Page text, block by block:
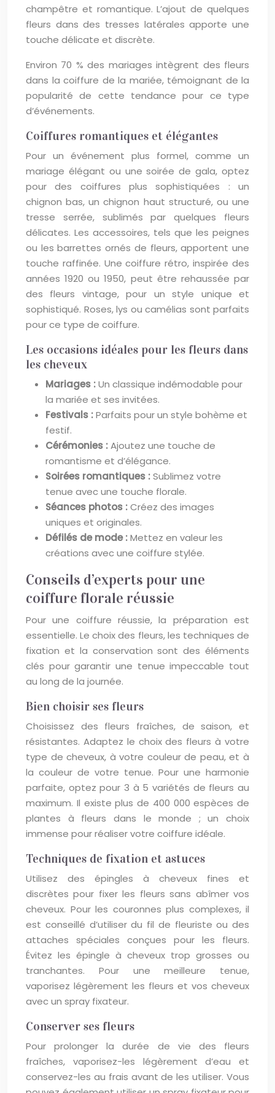
champêtre et romantique. L’ajout de quelques
fleurs dans des tresses latérales apporte une
touche délicate et discrète.
Environ 70 % des mariages intègrent des fleurs
dans la coiffure de la mariée, témoignant de la
popularité de cette tendance pour ce type
d’événements.
Coiffures romantiques et élégantes
Pour un événement plus formel, comme un
mariage élégant ou une soirée de gala, optez
pour des coiffures plus sophistiquées : un
chignon bas, un chignon haut structuré, ou une
tresse serrée, sublimés par quelques fleurs
délicates. Les accessoires, tels que les peignes
ou les barrettes ornés de fleurs, apportent une
touche raffinée. Une coiffure rétro, inspirée des
années 1920 ou 1950, peut être rehaussée par
des fleurs vintage, pour un style unique et
sophistiqué. Roses, lys ou camélias sont parfaits
pour ce type de coiffure.
Les occasions idéales pour les fleurs dans
les cheveux
Mariages :Un classique indémodable pour
la mariée et ses invitées.
Festivals :Parfaits pour un style bohème et
festif.
Cérémonies :Ajoutez une touche de
romantisme et d’élégance.
Soirées romantiques :Sublimez votre
tenue avec une touche florale.
Séances photos :Créez des images
uniques et originales.
Défilés de mode :Mettez en valeur les
créations avec une coiffure stylée.
Conseils d’experts pour une
coiffure florale réussie
Pour une coiffure réussie, la préparation est
essentielle. Le choix des fleurs, les techniques de
fixation et la conservation sont des éléments
clés pour garantir une tenue impeccable tout
au long de la journée.
Bien choisir ses fleurs
Choisissez des fleurs fraîches, de saison, et
résistantes. Adaptez le choix des fleurs à votre
type de cheveux, à votre couleur de peau, et à
la couleur de votre tenue. Pour une harmonie
parfaite, optez pour 3 à 5 variétés de fleurs au
maximum. Il existe plus de 400 000 espèces de
plantes à fleurs dans le monde ; un choix
immense pour réaliser votre coiffure idéale.
Techniques de fixation et astuces
Utilisez des épingles à cheveux fines et
discrètes pour fixer les fleurs sans abîmer vos
cheveux. Pour les couronnes plus complexes, il
est conseillé d’utiliser du fil de fleuriste ou des
attaches spéciales conçues pour les fleurs.
Évitez les épingle à cheveux trop grosses ou
tranchantes. Pour une meilleure tenue,
vaporisez légèrement les fleurs et vos cheveux
avec un spray fixateur.
Conserver ses fleurs
Pour prolonger la durée de vie des fleurs
fraîches, vaporisez-les légèrement d’eau et
conservez-les au frais avant de les utiliser. Vous